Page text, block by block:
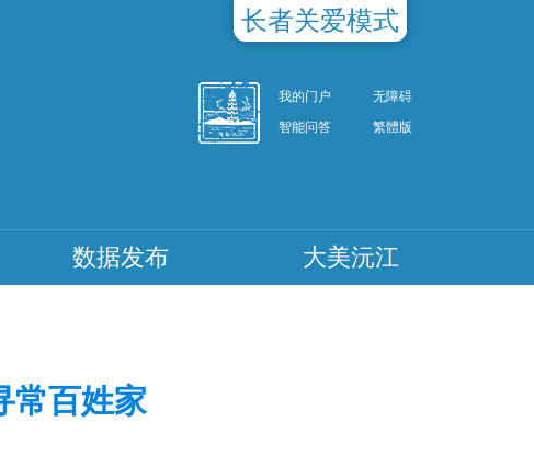
我的门户
无障碍
智能问答
繁體版
数据发布 大美沅江
常百姓家
长者关爱模式